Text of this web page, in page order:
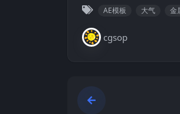
AE模板 大气 金
cgsop